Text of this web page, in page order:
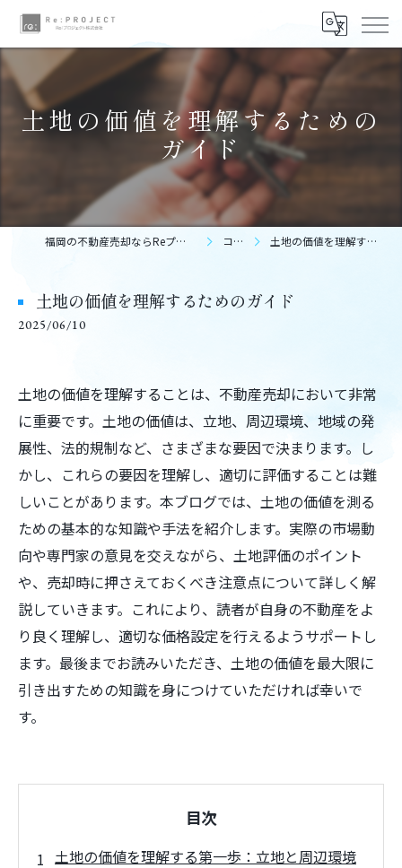
土地の価値を理解するための
ガイド
福岡の不動産売却ならReプロジェクト株式会社 コラム 土地の価値を理解するためのガイド
土地の価値を理解するためのガイド
2025/06/10
土地の価値を理解することは、不動産売却において非常
に重要です。土地の価値は、立地、周辺環境、地域の発
展性、法的規制など、さまざまな要因で決まります。し
かし、これらの要因を理解し、適切に評価することは難
しいことがあります。本ブログでは、土地の価値を測る
ための基本的な知識や手法を紹介します。実際の市場動
向や専門家の意見を交えながら、土地評価のポイント
や、売却時に押さえておくべき注意点について詳しく解
説していきます。これにより、読者が自身の不動産をよ
り良く理解し、適切な価格設定を行えるようサポートし
ます。最後までお読みいただき、土地の価値を最大限に
引き出すための知識を身につけていただければ幸いで
す。
目次
土地の価値を理解する第一歩：立地と周辺環境